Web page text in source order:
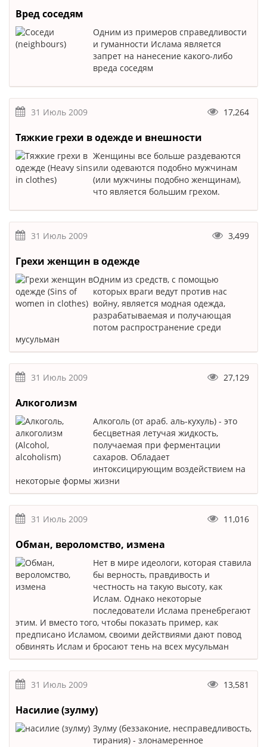
Вред соседям
Одним из примеров справедливости
и гуманности Ислама является
запрет на нанесение какого-либо
вреда соседям
31 Июль 2009 17,264
Тяжкие грехи в одежде и внешности
Женщины все больше раздеваются
или одеваются подобно мужчинам
(или мужчины подобно женщинам),
что является большим грехом.
31 Июль 2009 3,499
Грехи женщин в одежде
Одним из средств, с помощью
которых враги ведут против нас
войну, является модная одежда,
разрабатываемая и получающая
потом распространение среди
мусульман
31 Июль 2009 27,129
Алкоголизм
Алкоголь (от араб. аль-кухуль) - это
бесцветная летучая жидкость,
получаемая при ферментации
сахаров. Обладает
интоксицирующим воздействием на
некоторые формы жизни
31 Июль 2009 11,016
Обман, вероломство, измена
Нет в мире идеологи, которая ставила
бы верность, правдивость и
честность на такую высоту, как
Ислам. Однако некоторые
последователи Ислама пренебрегают
этим. И вместо того, чтобы показать пример, как
предписано Исламом, своими действиями дают повод
обвинять Ислам и бросают тень на всех мусульман
31 Июль 2009 13,581
Насилие (зулму)
Зулму (беззаконие, несправедливость,
тирания) - злонамеренное